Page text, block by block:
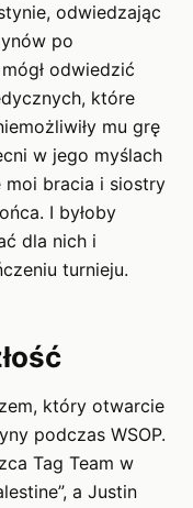
odwiedzając
po
odwiedzić
które
mu grę
w jego myślach
moi bracia i siostry
I byłoby
dla nich i
turnieju.
który otwarcie
podczas WSOP.
Tag Team w
a Justin